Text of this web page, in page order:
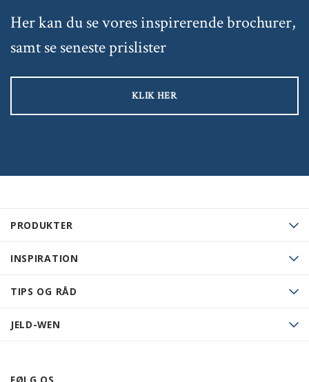
PRODUKTER
INSPIRATION
TIPS OG RÅD
JELD-WEN
Her kan du se vores inspirerende brochurer,
samt se seneste prislister
KLIK HER